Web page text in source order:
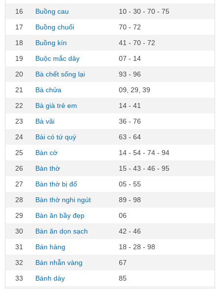
16
Buồng cau
10 - 30 - 70 - 75
17
Buồng chuối
70 - 72
18
Buồng kín
41 - 70 - 72
19
Buộc mắc dây
07 - 14
20
Bà chết sống lại
93 - 96
21
Bà chửa
09, 29, 39
22
Bà già trẻ em
14 - 41
23
Bà vãi
36 - 76
24
Bài có tứ quý
63 - 64
25
Bàn cờ
14 - 54 - 74 - 94
26
Bàn thờ
15 - 43 - 46 - 95
27
Bàn thờ bị đổ
05 - 55
28
Bàn thờ nghi ngút
89 - 98
29
Bàn ăn bầy đẹp
06
30
Bàn ăn dọn sạch
42 - 46
31
Bán hàng
18 - 28 - 98
32
Bán nhẫn vàng
67
33
Bánh dày
85